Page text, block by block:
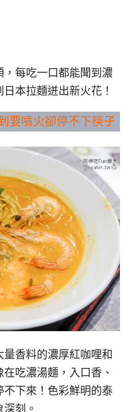
每吃一口都能聞到濃
本拉麵迸出新火花！
要噴火卻停不下筷子
香料的濃厚紅咖哩和
吃濃湯麵，入口香、
下來！色彩鮮明的泰
刻。